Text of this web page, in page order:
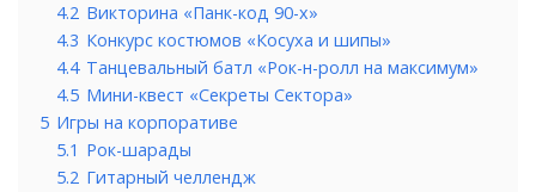
4.2 Викторина «Панк-код 90-х»
4.3 Конкурс костюмов «Косуха и шипы»
4.4 Танцевальный батл «Рок-н-ролл на максимум»
4.5 Мини-квест «Секреты Сектора»
5 Игры на корпоративе
5.1 Рок-шарады
5.2 Гитарный челлендж